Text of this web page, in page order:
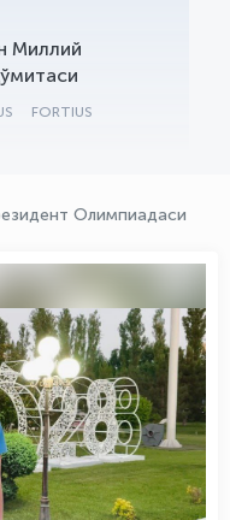
Миллий
FORTIUS
Олимпиадаси